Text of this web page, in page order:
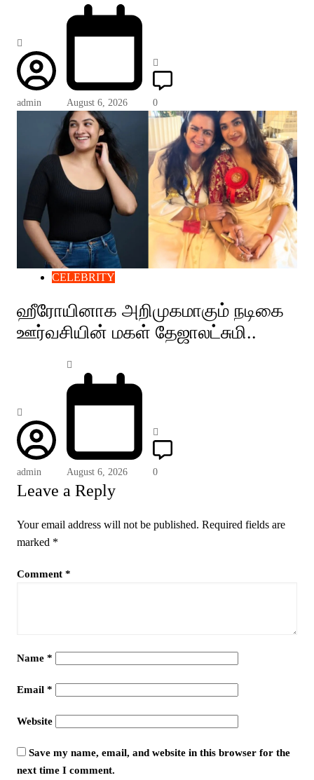
admin August 6, 2026 0
CELEBRITY
ஹீரோயினாக அறிமுகமாகும் நடிகை
ஊர்வசியின் மகள் தேஜாலட்சுமி..
admin August 6, 2026 0
Leave a Reply
Your email address will not be published. Required fields are
marked *
Comment *
Name *
Email *
Website
Save my name, email, and website in this browser for the
next time I comment.